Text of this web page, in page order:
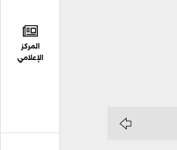
المركز
الإعلامي